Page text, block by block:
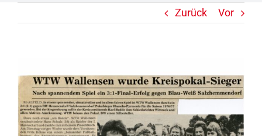
Zurück Vor
grösseres
Bild